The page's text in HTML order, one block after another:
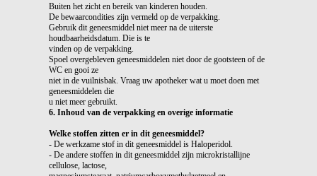
Buiten het zicht en bereik van kinderen houden.
De bewaarcondities zijn vermeld op de verpakking.
Gebruik dit geneesmiddel niet meer na de uiterste
houdbaarheidsdatum. Die is te
vinden op de verpakking.
Spoel overgebleven geneesmiddelen niet door de gootsteen of de
WC en gooi ze
niet in de vuilnisbak. Vraag uw apotheker wat u moet doen met
geneesmiddelen die
u niet meer gebruikt.
6. Inhoud van de verpakking en overige informatie
Welke stoffen zitten er in dit geneesmiddel?
- De werkzame stof in dit geneesmiddel is Haloperidol.
- De andere stoffen in dit geneesmiddel zijn microkristallijne
cellulose, lactose,